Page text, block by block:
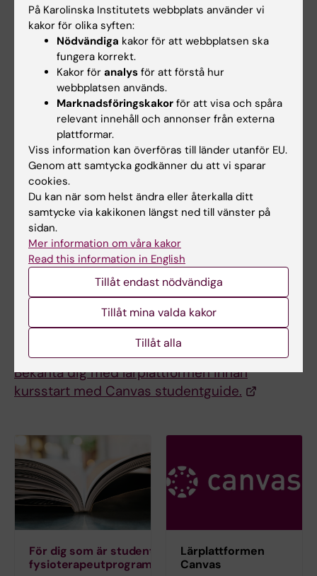
johanna.tornqvist@ki.se
Päivi Vejby
Studievägledare
Telefon:
+46852488059
E-post:
paivi.vejby@ki.se
Canvas
Canvas är den lärplattform som används för
alla kurser på KI. Här hittar du bland annat
kursmaterial, inlämningsuppgifter och kan
hålla kontakten med lärare och kurskamrater.
Du får automatiskt tillgång till kursen i
Canvas då du registrerar dig till kursen
Bekanta dig med lärplattformen innan
kursstart med Canvas studentguide.
För dig som är student på
fysioterapeutprogrammet
Lärplattformen
Canvas
På Karolinska Institutets webbplats använder vi
kakor för olika syften:
Nödvändiga kakor för att webbplatsen ska
fungera korrekt.
Kakor för analys för att förstå hur
webbplatsen används.
Marknadsföringskakor för att visa och spåra
relevant innehåll och annonser från externa
plattformar.
Viss information kan överföras till länder utanför EU.
Genom att samtycka godkänner du att vi sparar
cookies.
Du kan när som helst ändra eller återkalla ditt
samtycke via kakikonen längst ned till vänster på
sidan.
Mer information om våra kakor
Read this information in English
Tillåt endast nödvändiga
Tillåt mina valda kakor
Tillåt alla